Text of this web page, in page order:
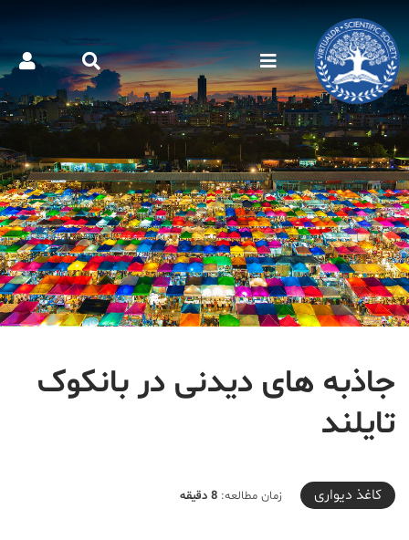
جاذبه های دیدنی در بانکوک
تایلند
2020-03-31T21:38:54+04:30
کاغذ دیواری زمان مطالعه: 8 دقیقه